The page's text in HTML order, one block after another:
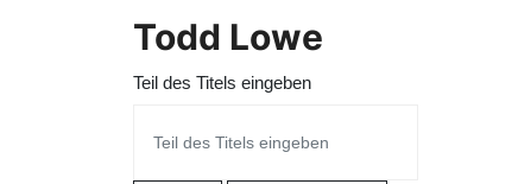
Todd Lowe
Teil des Titels eingeben